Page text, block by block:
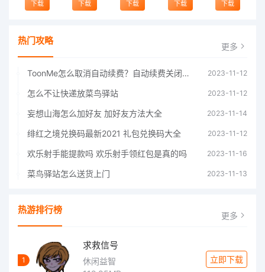
下载 下载 下载 下载 下载
热门攻略 更多
ToonMe怎么取消自动续费？自动续费关闭方法 2023-11-12
怎么不让快递放菜鸟驿站 2023-11-12
妄想山海怎么加好友 加好友方法大全 2023-11-14
绯红之境兑换码最新2021 礼包兑换码大全 2023-11-12
欢乐射手能提款吗 欢乐射手领红包是真的吗 2023-11-16
菜鸟驿站怎么送货上门 2023-11-13
热游排行榜 更多
1
求救信号
休闲益智
立即下载